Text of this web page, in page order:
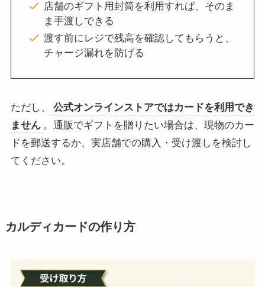
店舗のギフト用封筒を利用すれば、そのま
ま手渡しできる
渡す前にレジで残高を確認してもらうと、
チャージ漏れを防げる
ただし、
公式オンラインストアではカードを利用でき
ません 。通販でギフトを贈りたい場合は、現物のカー
ドを郵送するか、実店舗での購入・受け渡しを検討し
てください。
カルディカードの作り方